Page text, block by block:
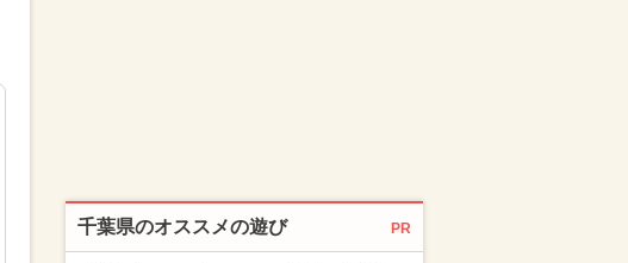
千葉県のオススメの遊び PR